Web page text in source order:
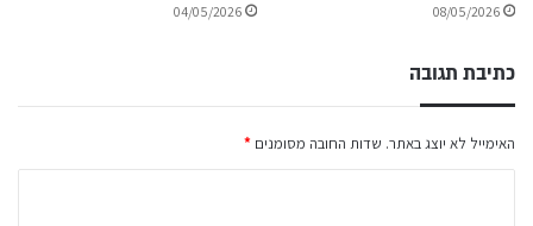
08/05/2026
04/05/2026
כתיבת תגובה
האימייל לא יוצג באתר. שדות החובה מסומנים *